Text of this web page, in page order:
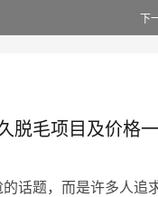
下
脱毛项目及价格一
话题，而是许多人追